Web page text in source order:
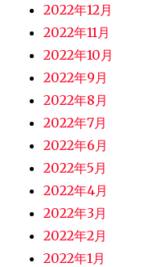
2022年12月
2022年11月
2022年10月
2022年9月
2022年8月
2022年7月
2022年6月
2022年5月
2022年4月
2022年3月
2022年2月
2022年1月